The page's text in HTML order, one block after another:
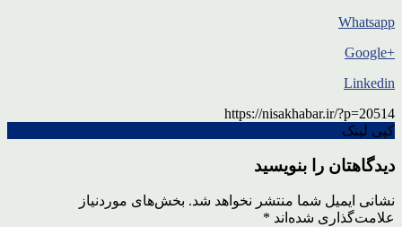
Whatsapp
+Google
Linkedin
https://nisakhabar.ir/?p=20514
کپی لینک
دیدگاهتان را بنویسید
نشانی ایمیل شما منتشر نخواهد شد. بخش‌های موردنیاز
علامت‌گذاری شده‌اند *